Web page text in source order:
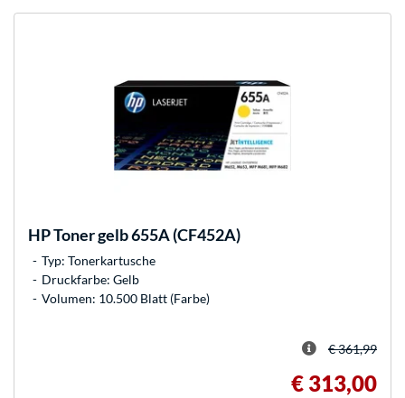
HPToner gelb 655A (CF452A)
Typ: Tonerkartusche
Druckfarbe: Gelb
Volumen: 10.500 Blatt (Farbe)
€ 361,99
€ 313,00